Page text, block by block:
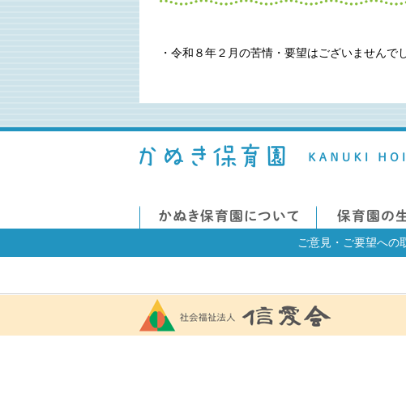
・令和８年２月の苦情・要望はございませんでし
ご意見・ご要望への